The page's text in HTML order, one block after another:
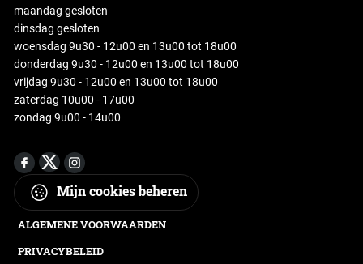
maandag gesloten
dinsdag gesloten
woensdag 9u30 - 12u00 en 13u00 tot 18u00
donderdag 9u30 - 12u00 en 13u00 tot 18u00
vrijdag 9u30 - 12u00 en 13u00 tot 18u00
zaterdag 10u00 - 17u00
zondag 9u00 - 14u00
Mijn cookies beheren
ALGEMENE VOORWAARDEN
PRIVACYBELEID